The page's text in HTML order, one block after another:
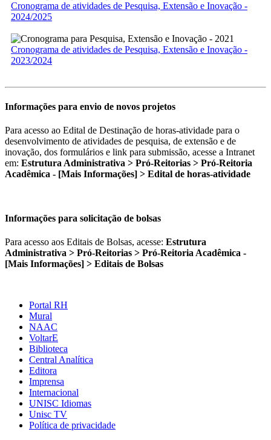
Cronograma de atividades de Pesquisa, Extensão e Inovação -
2024/2025
Cronograma de atividades de Pesquisa, Extensão e Inovação -
2023/2024
Informações para envio de novos projetos
Para acesso ao Edital de Destinação de horas-atividade para o
desenvolvimento de atividades de pesquisa, de extensão e de
inovação, dos formulários e link para submissão, acesse a Intranet
em: Estrutura Administrativa > Pró-Reitorias > Pró-Reitoria
Acadêmica - [Mais Informações] > Edital de horas-atividade
Informações para solicitação de bolsas
Para acesso aos Editais de Bolsas, acesse: Estrutura
Administrativa > Pró-Reitorias > Pró-Reitoria Acadêmica -
[Mais Informações] > Editais de Bolsas
Portal RH
Mural
NAAC
VoltarE
Biblioteca
Central Analítica
Editora
Imprensa
Internacional
UNISC Idiomas
Unisc TV
Política de privacidade